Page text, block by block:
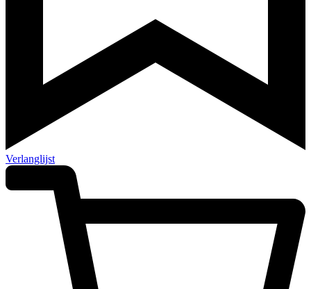
Verlanglijst